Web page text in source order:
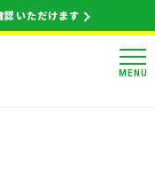
認いただけます
MENU